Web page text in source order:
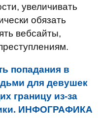
увеличивать
обязать
вебсайты,
попадания в
для девушек
границу из-за
ИНФОГРАФИКА